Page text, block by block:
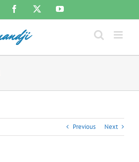
Facebook YouTube
Previous Next